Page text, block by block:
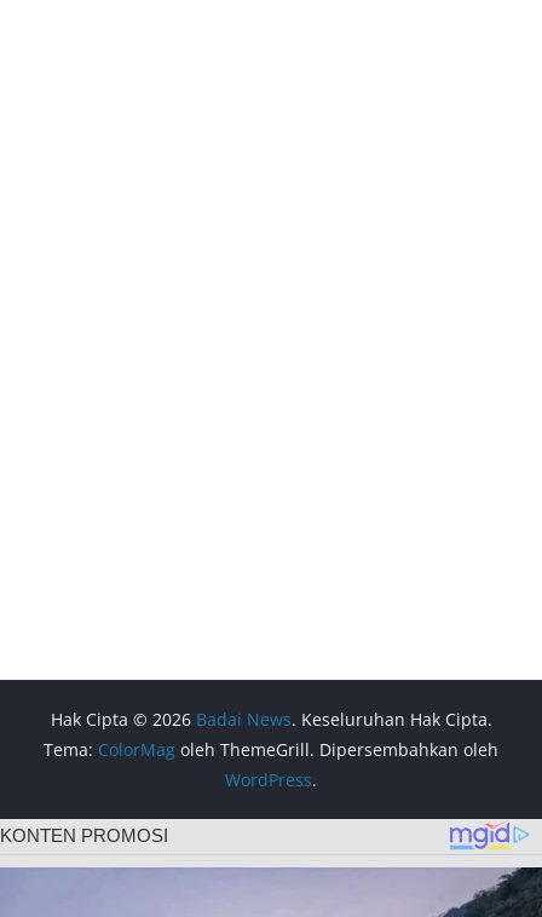
Hak Cipta © 2026 Badai News. Keseluruhan Hak Cipta.
Tema: ColorMag oleh ThemeGrill. Dipersembahkan oleh
WordPress.